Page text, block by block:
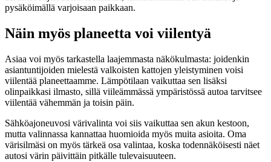
pysäköimällä varjoisaan paikkaan.
Näin myös planeetta voi viilentyä
Asiaa voi myös tarkastella laajemmasta näkökulmasta: joidenkin
asiantuntijoiden mielestä valkoisten kattojen yleistyminen voisi
viilentää planeettaamme. Lämpötilaan vaikuttaa sen lisäksi
olinpaikkasi ilmasto, sillä viileämmässä ympäristössä autoa tarvitsee
viilentää vähemmän ja toisin päin.
Sähköajoneuvosi värivalinta voi siis vaikuttaa sen akun kestoon,
mutta valinnassa kannattaa huomioida myös muita asioita. Oma
värisilmäsi on myös tärkeä osa valintaa, koska todennäköisesti näet
autosi värin päivittäin pitkälle tulevaisuuteen.